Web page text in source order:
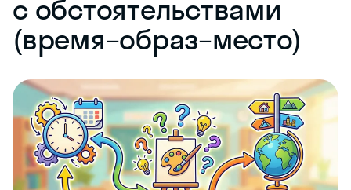
с обстоятельствами
(время–образ–место)